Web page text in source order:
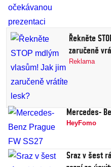
Řekněte
zaručeně
Reklama
Mercedes-
HeyFomo
Sraz v šest